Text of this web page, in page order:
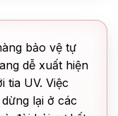
bảo vệ tự
dễ xuất hiện
tia UV. Việc
lại ở các